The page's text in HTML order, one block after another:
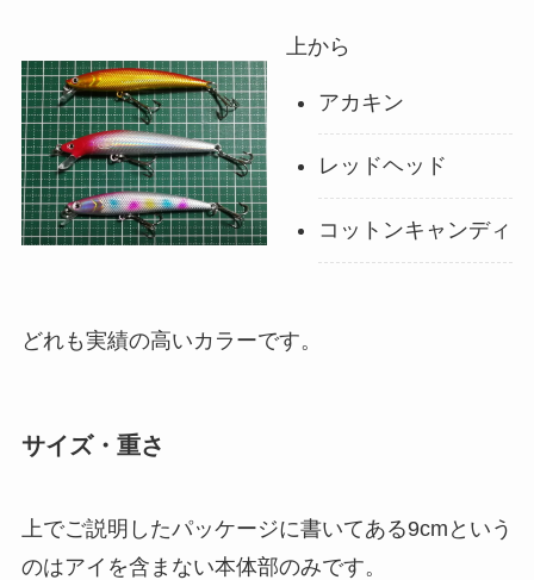
上から
アカキン
レッドヘッド
コットンキャンディ
どれも実績の高いカラーです。
サイズ・重さ
上でご説明したパッケージに書いてある9cmという
のはアイを含まない本体部のみです。